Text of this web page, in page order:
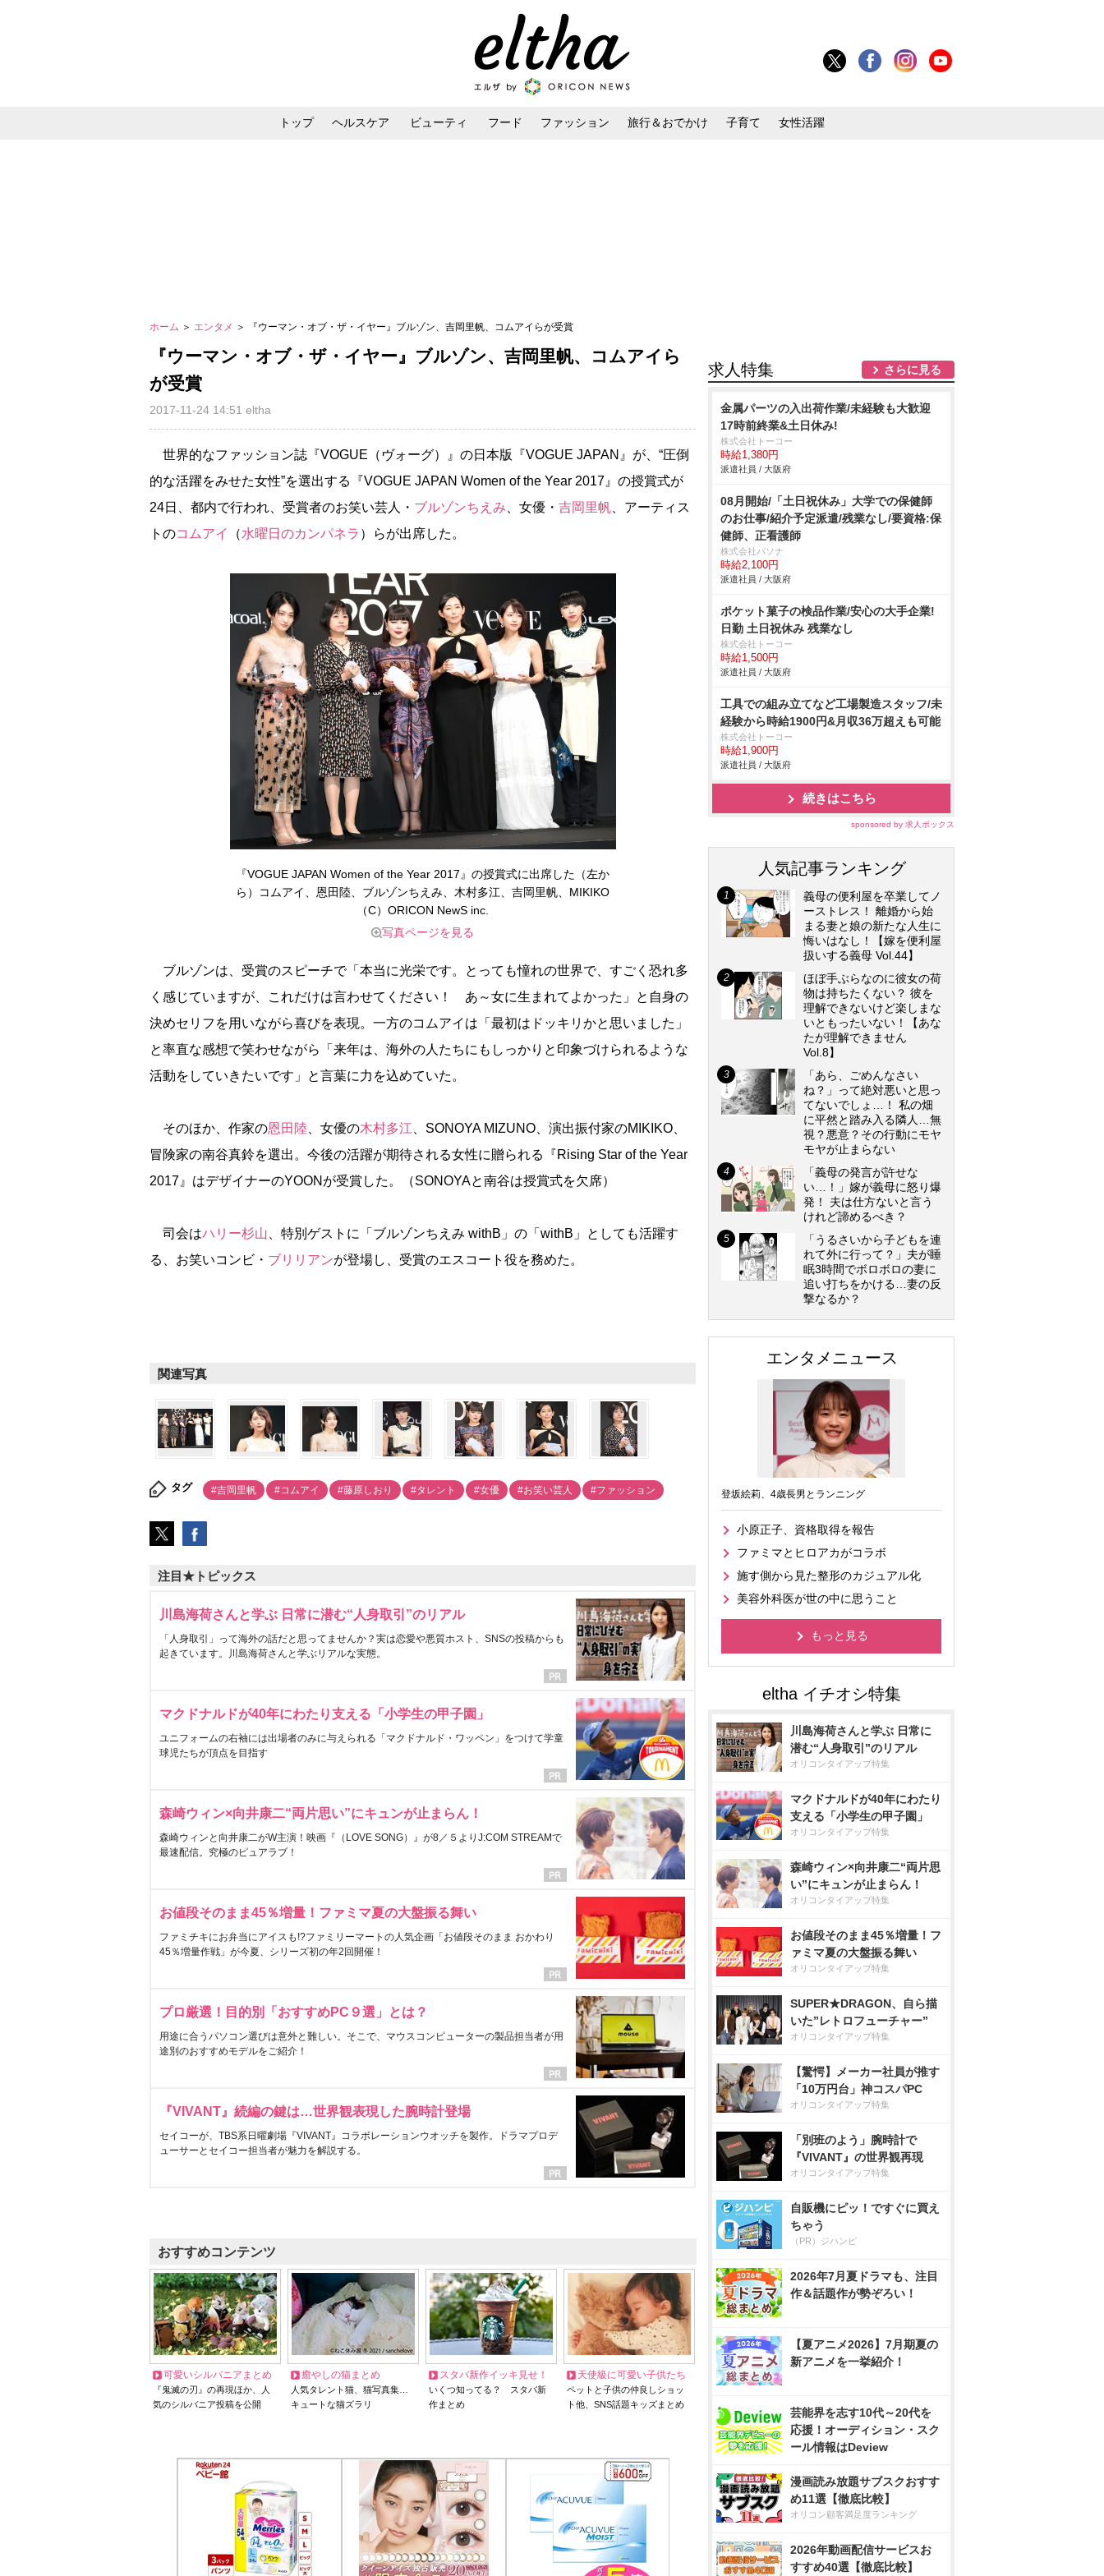
トップ ヘルスケア ビューティ フード ファッション 旅行＆おでかけ 子育て 女性活躍
ホーム ＞ エンタメ ＞ 『ウーマン・オブ・ザ・イヤー』ブルゾン、吉岡里帆、コムアイらが受賞
『ウーマン・オブ・ザ・イヤー』ブルゾン、吉岡里帆、コムアイら
が受賞
2017-11-24 14:51 eltha
世界的なファッション誌『VOGUE（ヴォーグ）』の日本版『VOGUE JAPAN』が、“圧倒
的な活躍をみせた女性”を選出する『VOGUE JAPAN Women of the Year 2017』の授賞式が
24日、都内で行われ、受賞者のお笑い芸人・ ブルゾンちえみ 、女優・ 吉岡里帆 、アーティス
トのコムアイ （水曜日のカンパネラ ）らが出席した。
『VOGUE JAPAN Women of the Year 2017』の授賞式に出席した（左か
ら）コムアイ、恩田陸、ブルゾンちえみ、木村多江、吉岡里帆、MIKIKO
（C）ORICON NewS inc.
写真ページを見る
ブルゾンは、受賞のスピーチで「本当に光栄です。とっても憧れの世界で、すごく恐れ多
く感じていますが、これだけは言わせてください！ あ～女に生まれてよかった」と自身の
決めセリフを用いながら喜びを表現。一方のコムアイは「最初はドッキリかと思いました」
と率直な感想で笑わせながら「来年は、海外の人たちにもしっかりと印象づけられるような
活動をしていきたいです」と言葉に力を込めていた。
そのほか、作家の恩田陸 、女優の木村多江 、SONOYA MIZUNO、演出振付家のMIKIKO、
冒険家の南谷真鈴を選出。今後の活躍が期待される女性に贈られる『Rising Star of the Year
2017』はデザイナーのYOONが受賞した。（SONOYAと南谷は授賞式を欠席）
司会はハリー杉山 、特別ゲストに「ブルゾンちえみ withB」の「withB」としても活躍す
る、お笑いコンビ・ ブリリアンが登場し、受賞のエスコート役を務めた。
関連写真
タグ #吉岡里帆 #コムアイ #藤原しおり #タレント #女優 #お笑い芸人 #ファッション
注目★トピックス
川島海荷さんと学ぶ 日常に潜む“人身取引”のリアル
「人身取引」って海外の話だと思ってませんか？実は恋愛や悪質ホスト、SNSの投稿からも
起きています。川島海荷さんと学ぶリアルな実態。
マクドナルドが40年にわたり支える「小学生の甲子園」
ユニフォームの右袖には出場者のみに与えられる「マクドナルド・ワッペン」をつけて学童
球児たちが頂点を目指す
森崎ウィン×向井康二“両片思い”にキュンが止まらん！
森崎ウィンと向井康二がW主演！映画『（LOVE SONG）』が8／５よりJ:COM STREAMで
最速配信。究極のピュアラブ！
お値段そのまま45％増量！ファミマ夏の大盤振る舞い
ファミチキにお弁当にアイスも!?ファミリーマートの人気企画「お値段そのまま おかわり
45％増量作戦」が今夏、シリーズ初の年2回開催！
プロ厳選！目的別「おすすめPC９選」とは？
用途に合うパソコン選びは意外と難しい。そこで、マウスコンピューターの製品担当者が用
途別のおすすめモデルをご紹介！
『VIVANT』続編の鍵は…世界観表現した腕時計登場
セイコーが、TBS系日曜劇場『VIVANT』コラボレーションウオッチを製作。ドラマプロデ
ューサーとセイコー担当者が魅力を解説する。
おすすめコンテンツ
可愛いシルバニアまとめ
『鬼滅の刃』の再現ほか、人
気のシルバニア投稿を公開
癒やしの猫まとめ
人気タレント猫、猫写真集…
キュートな猫ズラリ
スタバ新作イッキ見せ！
いくつ知ってる？ スタバ新
作まとめ
天使級に可愛い子供たち
ペットと子供の仲良しショッ
ト他、SNS話題キッズまとめ
求人特集 さらに見る
金属パーツの入出荷作業/未経験も大歓迎
17時前終業&土日休み!
株式会社トーコー
時給1,380円
派遣社員 / 大阪府
08月開始/「土日祝休み」大学での保健師
のお仕事/紹介予定派遣/残業なし/要資格:保
健師、正看護師
株式会社パソナ
時給2,100円
派遣社員 / 大阪府
ポケット菓子の検品作業/安心の大手企業!
日勤 土日祝休み 残業なし
株式会社トーコー
時給1,500円
派遣社員 / 大阪府
工具での組み立てなど工場製造スタッフ/未
経験から時給1900円&月収36万超えも可能
株式会社トーコー
時給1,900円
派遣社員 / 大阪府
続きはこちら
sponsored by 求人ボックス
人気記事ランキング
義母の便利屋を卒業してノ
ーストレス！ 離婚から始
まる妻と娘の新たな人生に
悔いはなし！【嫁を便利屋
扱いする義母 Vol.44】
ほぼ手ぶらなのに彼女の荷
物は持ちたくない？ 彼を
理解できないけど楽しまな
いともったいない！【あな
たが理解できません
Vol.8】
「あら、ごめんなさい
ね？」って絶対悪いと思っ
てないでしょ…！ 私の畑
に平然と踏み入る隣人…無
視？悪意？その行動にモヤ
モヤが止まらない
「義母の発言が許せな
い…！」嫁が義母に怒り爆
発！ 夫は仕方ないと言う
けれど諦めるべき？
「うるさいから子どもを連
れて外に行って？」夫が睡
眠3時間でボロボロの妻に
追い打ちをかける…妻の反
撃なるか？
エンタメニュース
登坂絵莉、4歳長男とランニング
小原正子、資格取得を報告
ファミマとヒロアカがコラボ
施す側から見た整形のカジュアル化
美容外科医が世の中に思うこと
もっと見る
川島海荷さんと学ぶ 日常に
潜む“人身取引”のリアル
オリコンタイアップ特集
マクドナルドが40年にわたり
支える「小学生の甲子園」
オリコンタイアップ特集
森崎ウィン×向井康二“両片思
い”にキュンが止まらん！
オリコンタイアップ特集
お値段そのまま45％増量！フ
ァミマ夏の大盤振る舞い
オリコンタイアップ特集
SUPER★DRAGON、自ら描
いた”レトロフューチャー”
オリコンタイアップ特集
【驚愕】メーカー社員が推す
「10万円台」神コスパPC
オリコンタイアップ特集
「別班のよう」腕時計で
『VIVANT』の世界観再現
オリコンタイアップ特集
自販機にピッ！ですぐに買え
ちゃう
（PR）ジハンピ
2026年7月夏ドラマも、注目
作＆話題作が勢ぞろい！
【夏アニメ2026】7月期夏の
新アニメを一挙紹介！
芸能界を志す10代～20代を
応援！オーディション・スク
ール情報はDeview
漫画読み放題サブスクおすす
め11選【徹底比較】
オリコン顧客満足度ランキング
2026年動画配信サービスお
すすめ40選【徹底比較】